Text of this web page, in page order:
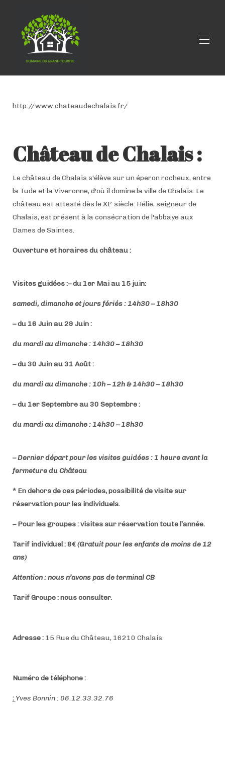
Contact
http://www.chateaudechalais.fr/
Château de Chalais :
Le château de Chalais s'élève sur un éperon rocheux, entre
la Tude et la Viveronne, d'où il domine la ville de Chalais. Le
château est attesté dès le XIᵉ siècle: Hélie, seigneur de
Chalais, est présent à la consécration de l'abbaye aux
Dames de Saintes.
Ouverture et horaires du château :
Visites guidées :–du 1er Mai au 15 juin:
samedi, dimanche et jours fériés :14h30 – 18h30
–du 16 Juin au 29 Juin :
du mardi au dimanche :14h30 – 18h30
– du 30 Juin au 31 Août :
du mardi au dimanche :10h – 12h & 14h30 – 18h30
– du 1er Septembre au 30 Septembre :
du mardi au dimanche :14h30 – 18h30
– Dernier départ pour les visites guidées : 1 heure avant la
fermeture du Château
* En dehors de ces périodes, possibilité de visite sur
réservation pour les individuels.
– Pour les groupes : visites sur réservation toute l’année.
Tarif individuel : 8€(Gratuit pour les enfants de moins de 12
ans)
Attention :nous n’avons pas de terminal CB
Tarif Groupe : nous consulter.
Adresse : 15 Rue du Château, 16210 Chalais
Numéro de téléphone :
: Yves Bonnin : 06.12.33.32.76